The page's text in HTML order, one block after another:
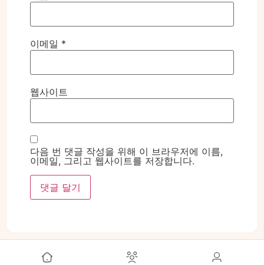
이메일 *
웹사이트
다음 번 댓글 작성을 위해 이 브라우저에 이름,
이메일, 그리고 웹사이트를 저장합니다.